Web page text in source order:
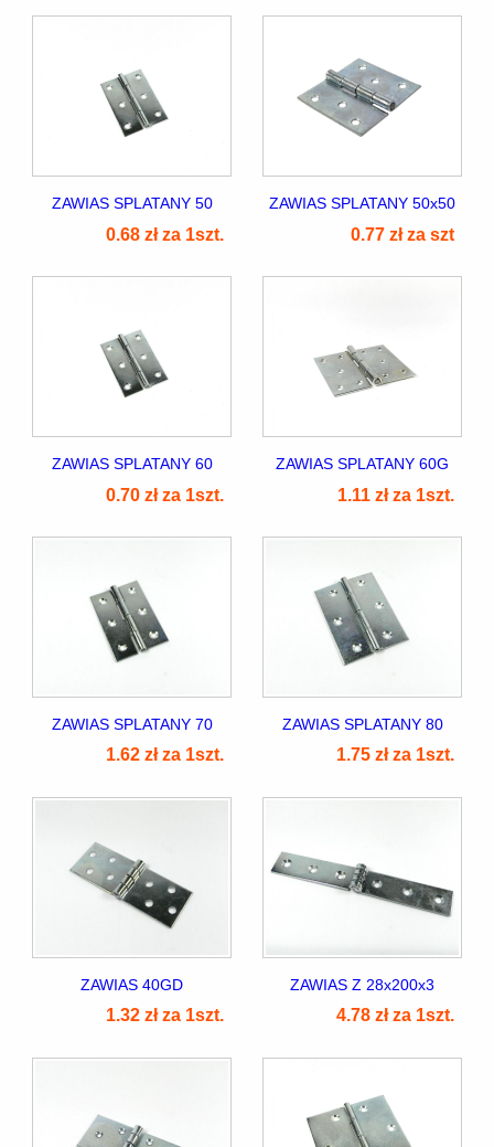
ZAWIAS SPLATANY 50
0.68 zł za 1szt.
ZAWIAS SPLATANY 50x50
0.77 zł za szt
ZAWIAS SPLATANY 60
0.70 zł za 1szt.
ZAWIAS SPLATANY 60G
1.11 zł za 1szt.
ZAWIAS SPLATANY 70
1.62 zł za 1szt.
ZAWIAS SPLATANY 80
1.75 zł za 1szt.
ZAWIAS 40GD
1.32 zł za 1szt.
ZAWIAS Z 28x200x3
4.78 zł za 1szt.